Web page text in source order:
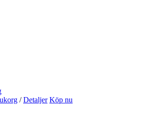
/ Detaljer Köp nu